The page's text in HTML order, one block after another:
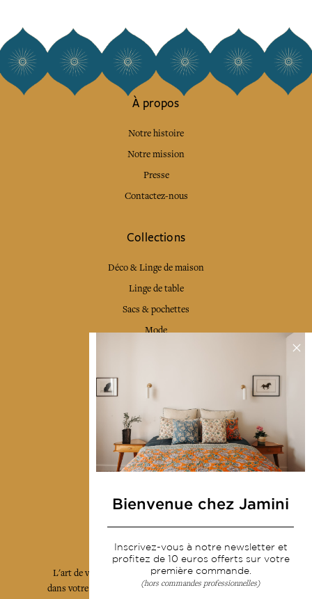
À propos
Notre histoire
Notre mission
Presse
Contactez-nous
Collections
Déco & Linge de maison
Linge de table
Sacs & pochettes
Mode
Livraison & retour
CGV
Devenir revendeur
Notre communauté
L'art de vivre JAMINI raconté avec poésie et élégance
dans votre boîte mail. Inscrivez vous à notre newsletter
Bienvenue chez Jamini
Inscrivez-vous à notre newsletter et
profitez de 10 euros offerts sur votre
première commande.
(hors commandes professionnelles)